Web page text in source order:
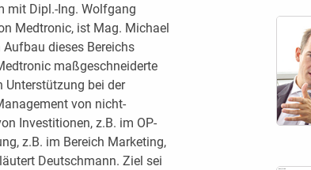
mit Dipl.-Ing. Wolfgang
Medtronic, ist Mag. Michael
dieses Bereichs
maßgeschneiderte
Unterstützung bei der
von nicht-
Investitionen, z.B. im OP-
z.B. im Bereich Marketing,
Deutschmann. Ziel sei